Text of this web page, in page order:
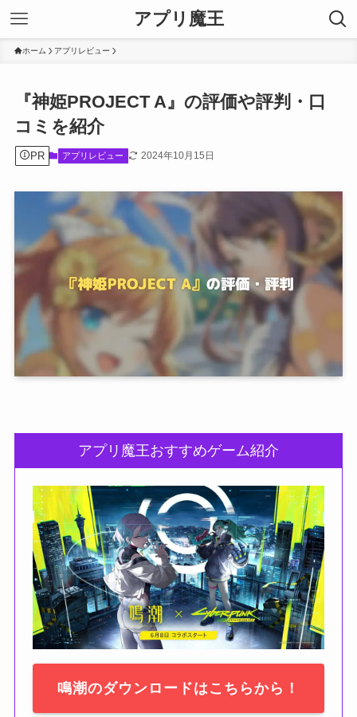
アプリ魔王
ホーム アプリレビュー
『神姫PROJECT A』の評価や評判・口
コミを紹介
PR アプリレビュー 2024年10月15日
アプリ魔王おすすめゲーム紹介
鳴潮のダウンロードはこちらから！